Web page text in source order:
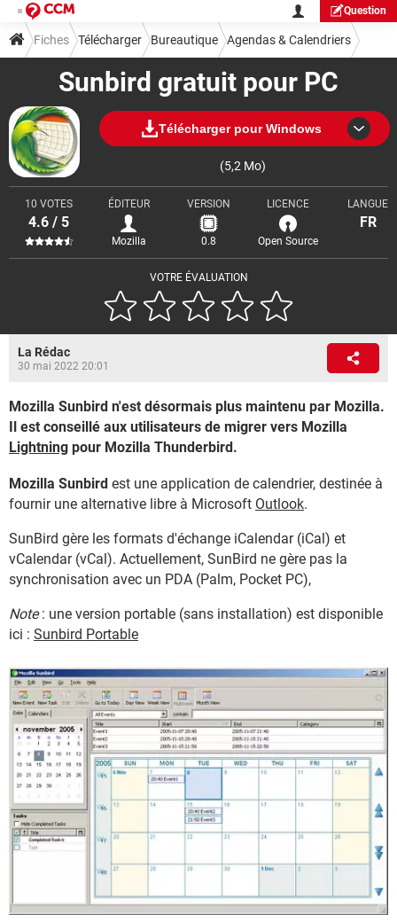
Question
Sunbird gratuit pour PC
Télécharger pour Windows
(5,2 Mo)
VOTRE ÉVALUATION
10 VOTES
4.6 / 5
ÉDITEUR
Mozilla
VERSION
0.8
LICENCE
Open Source
LANGUE
FR
Fiches Télécharger Bureautique Agendas & Calendriers
La Rédac
30 mai 2022 20:01
Mozilla Sunbird n'est désormais plus maintenu par Mozilla.
Il est conseillé aux utilisateurs de migrer vers Mozilla
Lightning pour Mozilla Thunderbird.
Mozilla Sunbird est une application de calendrier, destinée à
fournir une alternative libre à Microsoft Outlook.
SunBird gère les formats d'échange iCalendar (iCal) et
vCalendar (vCal). Actuellement, SunBird ne gère pas la
synchronisation avec un PDA (Palm, Pocket PC),
Note: une version portable (sans installation) est disponible
ici : Sunbird Portable